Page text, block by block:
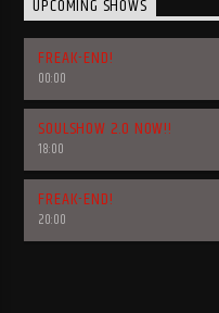
UPCOMING SHOWS
FREAK-END!
00:00
SOULSHOW 2.0 NOW!!
18:00
FREAK-END!
20:00